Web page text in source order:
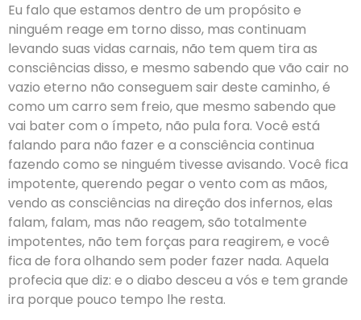
Eu falo que estamos dentro de um propósito e
ninguém reage em torno disso, mas continuam
levando suas vidas carnais, não tem quem tira as
consciências disso, e mesmo sabendo que vão cair no
vazio eterno não conseguem sair deste caminho, é
como um carro sem freio, que mesmo sabendo que
vai bater com o ímpeto, não pula fora. Você está
falando para não fazer e a consciência continua
fazendo como se ninguém tivesse avisando. Você fica
impotente, querendo pegar o vento com as mãos,
vendo as consciências na direção dos infernos, elas
falam, falam, mas não reagem, são totalmente
impotentes, não tem forças para reagirem, e você
fica de fora olhando sem poder fazer nada. Aquela
profecia que diz: e o diabo desceu a vós e tem grande
ira porque pouco tempo lhe resta.